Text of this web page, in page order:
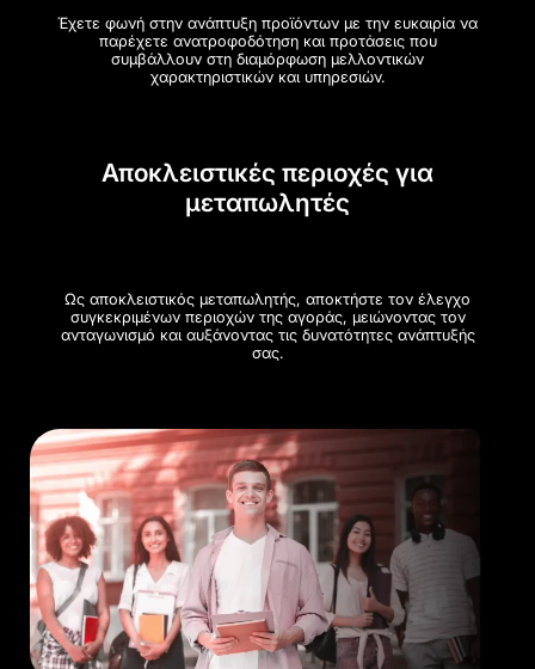
Έχετε φωνή στην ανάπτυξη προϊόντων με την ευκαιρία να
παρέχετε ανατροφοδότηση και προτάσεις που
συμβάλλουν στη διαμόρφωση μελλοντικών
χαρακτηριστικών και υπηρεσιών.
Αποκλειστικές περιοχές για
μεταπωλητές
Ως αποκλειστικός μεταπωλητής, αποκτήστε τον έλεγχο
συγκεκριμένων περιοχών της αγοράς, μειώνοντας τον
ανταγωνισμό και αυξάνοντας τις δυνατότητες ανάπτυξής
σας.